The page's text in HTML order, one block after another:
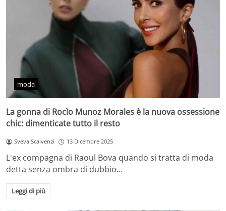
moda
La gonna di Rocìo Munoz Morales è la nuova ossessione
chic: dimenticate tutto il resto
Sveva Scalvenzi 13 Dicembre 2025
L'ex compagna di Raoul Bova quando si tratta di moda
detta senza ombra di dubbio…
Leggi di più